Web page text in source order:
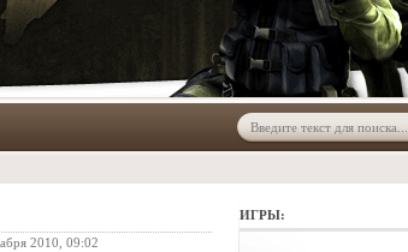
ИГРЫ:
2010, 09:02